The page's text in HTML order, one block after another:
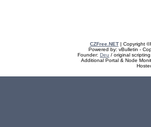
CZFree.NET| Copyright
Powered by: vBulletin -
Founder: Deu / original
Additional Portal & Node